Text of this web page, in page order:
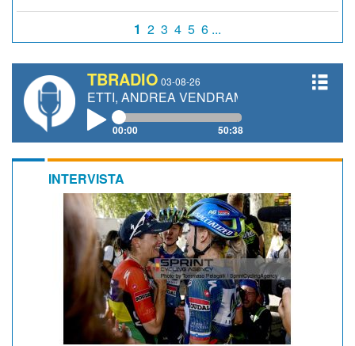
1 2 3 4 5 6 ...
TBRADIO 03-08-26
ANDREA VENDRAME, FILIPPO FIORELLI
00:00 50:38
INTERVISTA